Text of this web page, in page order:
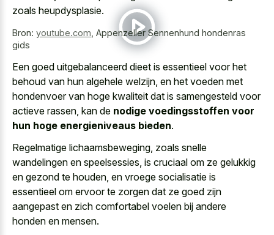
zoals heupdysplasie.
Bron: youtube.com Appenzeller Sennenhund hondenras
gids
Een goed uitgebalanceerd dieet is essentieel voor het
behoud van hun algehele welzijn, en het voeden met
hondenvoer van hoge kwaliteit dat is samengesteld voor
actieve rassen, kan de nodige voedingsstoffen voor
hun hoge energieniveaus bieden.
Regelmatige lichaamsbeweging, zoals snelle
wandelingen en speelsessies, is cruciaal om ze gelukkig
en gezond te houden, en vroege socialisatie is
essentieel om ervoor te zorgen dat ze goed zijn
aangepast en zich comfortabel voelen bij andere
honden en mensen.